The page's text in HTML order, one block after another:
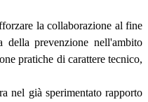
la collaborazione al fine
prevenzione nell'ambito
pratiche di carattere tecnico,
nel già sperimentato rapporto